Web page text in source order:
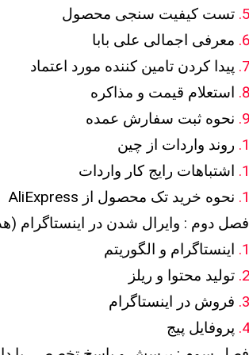
تست کیفیت سنجی محصول
معرفی اجمالی علی بابا
پیدا کردن تامین کننده مورد اعتماد
استعلام قیمت و مذاکره
نحوه ثبت سفارش عمده
روند واردات از چین
اشتباهات رایج کار واردات
نحوه خرید تک محصول از AliExpress
فصل دوم : وایرال شدن در اینستاگرام
اینستاگرام و الگوریتم
تولید محتوا و ریلز
فروش در اینستاگرام
پروفایل پیج